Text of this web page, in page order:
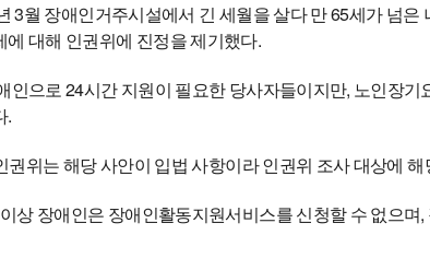
3월 장애인거주시설에서 긴 세월을 살다 만 65세가 넘
대해 인권위에 진정을 제기했다.
인으로 24시간 지원이 필요한 당사자들이지만, 노인장
.
권위는 해당 사안이 입법 사항이라 인권위 조사 대상에
상 장애인은 장애인활동지원서비스를 신청할 수 없으